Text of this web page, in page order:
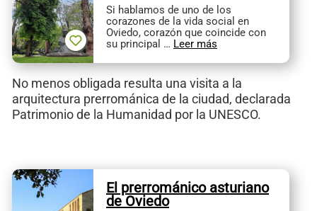
Si hablamos de uno de los
corazones de la vida social en
Oviedo, corazón que coincide con
su principal … Leer más
No menos obligada resulta una visita a la
arquitectura prerrománica de la ciudad, declarada
Patrimonio de la Humanidad por la UNESCO.
El prerrománico asturiano
de Oviedo